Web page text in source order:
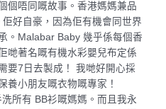
個唔同嘅故事。香港媽媽兼品
好自豪，因為佢有機會同世界
。Malabar Baby 幾乎係每個香
哋著名嘅有機水彩嬰兒布定係
要7日去製成！ 我哋好開心採
養小朋友嘅衣物嘅專家！
所有 BB衫嘅媽媽。而且我永